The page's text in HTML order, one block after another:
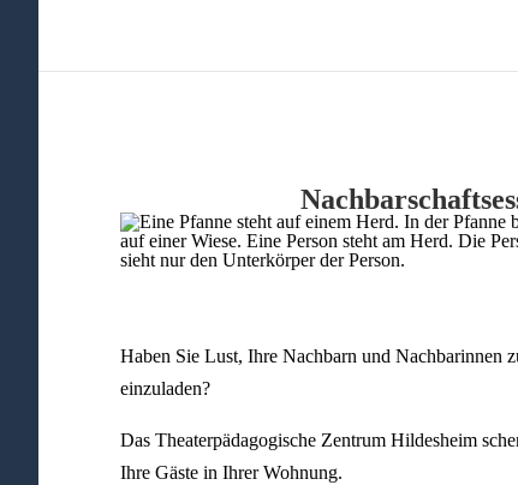
Haben Sie Lust, Ihre Nachbarn und Nachbarinnen
einzuladen?
Das Theaterpädagogische Zentrum Hildesheim
Ihre Gäste in Ihrer Wohnung.